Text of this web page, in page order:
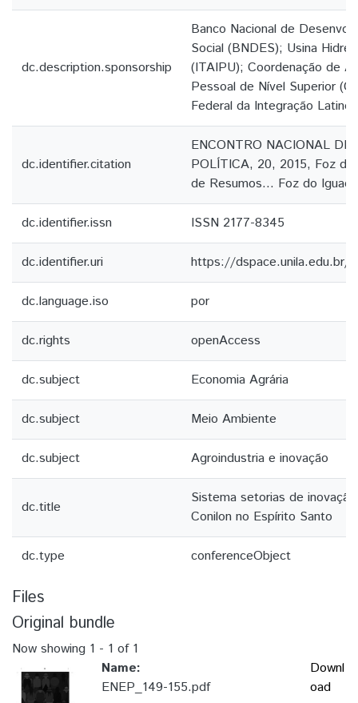
dc.description.sponsorship
Banco Nacional de
Social (BNDES); Usina
(ITAIPU); Coordenação de
Pessoal de Nível Superior
Federal da Integração
dc.identifier.citation
ENCONTRO NACIONAL DE
POLÍTICA, 20, 2015, Foz
de Resumos... Foz do
dc.identifier.issn ISSN 2177-8345
dc.identifier.uri https://dspace.unila.edu.br/
dc.language.iso por
dc.rights openAccess
dc.subject Economia Agrária
dc.subject Meio Ambiente
dc.subject Agroindustria e inovação
dc.title
Sistema setorias de
Conilon no Espírito Santo
dc.type conferenceObject
Files
Original bundle
Now showing 1 - 1 of 1
Name:
ENEP_149-155.pdf
Downl
oad